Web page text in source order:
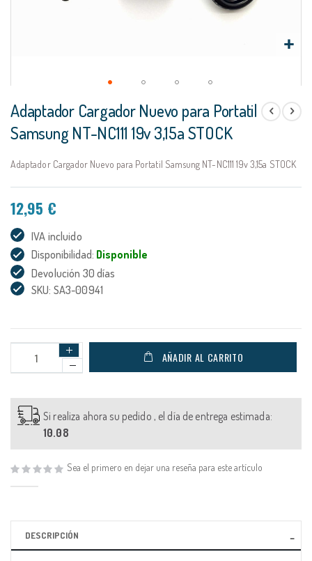
al
comienzo
de
galería
Adaptador Cargador Nuevo para Portatil
Samsung NT-NC111 19v 3,15a STOCK
Adaptador Cargador Nuevo para Portatil Samsung NT-NC111 19v 3,15a STOCK
12,95 €
IVA incluido
Disponibilidad: Disponible
Devolución 30 días
SKU: SA3-00941
AÑADIR AL CARRITO
Si realiza ahora su pedido , el día de entrega estimada:
10.08
Sea el primero en dejar una reseña para este artículo
DESCRIPCIÓN